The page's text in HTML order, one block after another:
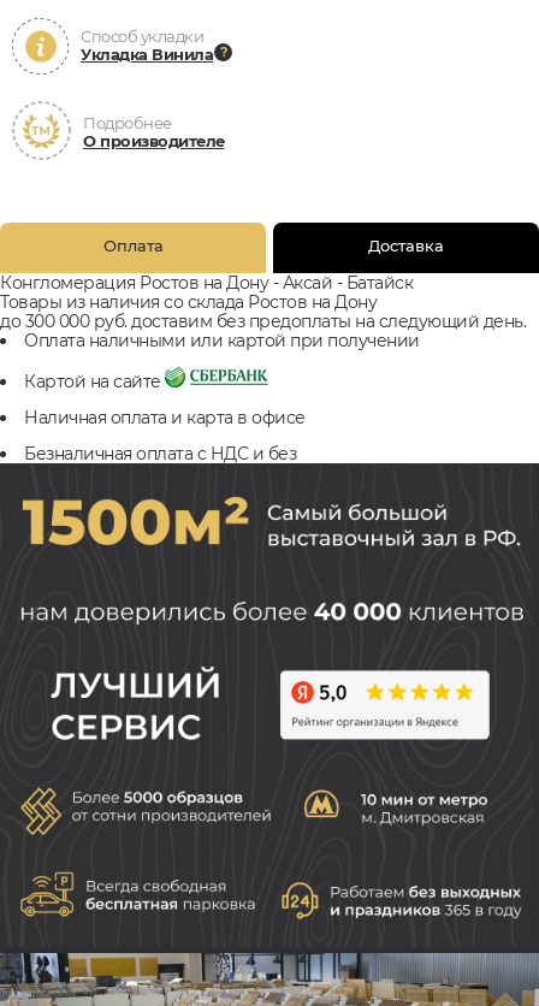
Способ укладки
Укладка Винила
Подробнее
О производителе
Оплата Доставка
Конгломерация Ростов на Дону - Аксай - Батайск
Товары из наличия со склада Ростов на Дону
до 300 000 руб. доставим без предоплаты на следующий день.
Оплата наличными или картой при получении
Картой на сайте
Наличная оплата и карта в офисе
Безналичная оплата с НДС и без